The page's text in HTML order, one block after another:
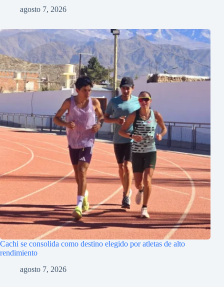
agosto 7, 2026
Cachi se consolida como destino elegido por atletas de alto
rendimiento
agosto 7, 2026